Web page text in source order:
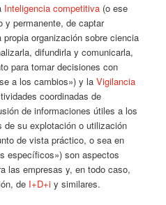
Inteligencia competitiva (o ese
y permanente, de captar
organización sobre ciencia
difundirla y comunicarla,
para tomar decisiones con
a los cambios») y laVigilancia
coordinadas de
de informaciones útiles a los
su explotación o utilización
de vista práctico, o sea en
específicos») son aspectos
las empresas y, en todo caso,
de I+D+i y similares.